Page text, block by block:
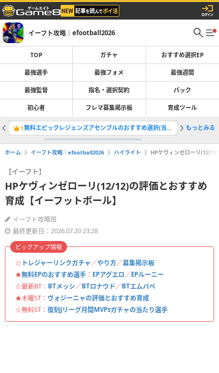
イーフト攻略｜efootball2026
TOP ガチャ おすすめ選択EP
最強選手 最強フォメ 最強週間
最強監督 指名・選択契約 パック
初心者 フレマ募集掲示板 育成ツール
1 無料エピックレジェンズアセンブルのおすすめ選択(当たり)選手ランキングと引き方 2最強選
もっとみる
ホーム イーフト攻略｜efootball2026 ハイライト HPケヴィンゼローリ(12/
【イーフト】
HPケヴィンゼローリ(12/12)の評価とおすすめ
育成【イーフットボール】
イーフト攻略班
最終更新日：2026.07.20 23:28
☆ トレジャーリンクガチャ／やり方／募集掲示板
★無料EPのおすすめ選手 ： EPアグエロ／EPルーニー
☆最新BT： BTメッシ／BTロナウド／BTエムバペ
★木曜ST： ヴォジーニャの評価とおすすめ育成
☆無料ST： 復刻Jリーグ月間MVPsガチャの当たり選手
ピックアップ情報